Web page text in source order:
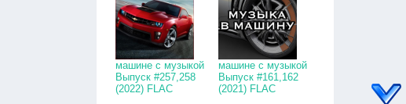
машине с музыкой
Выпуск #257,258
(2022) FLAC
машине с музыкой
Выпуск #161,162
(2021) FLAC